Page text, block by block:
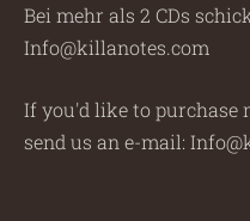
Bei mehr als 2 CDs
Info@killanotes.com
If you'd like to purchase
send us an e-mail: